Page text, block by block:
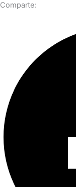
Comparte: